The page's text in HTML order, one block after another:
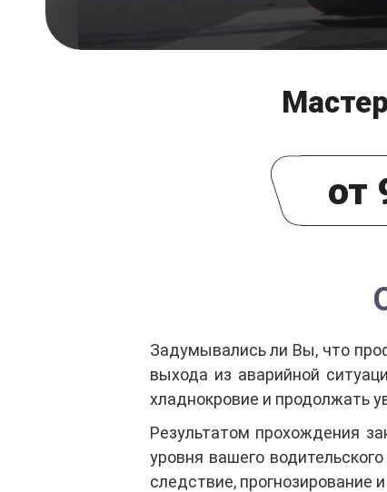
от
Задумывались ли Вы, что
выхода из аварийной
хладнокровие и продолжать
Результатом прохождения
уровня вашего
следствие, прогнозирование